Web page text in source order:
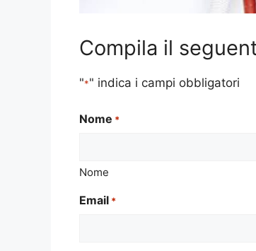
Compila il
"*" indica i campi obbligatori
Nome *
Nome
Email *